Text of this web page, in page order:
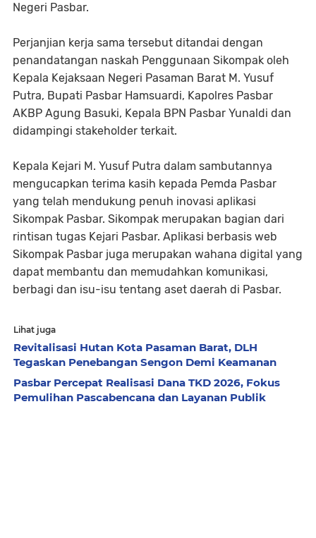
Negeri Pasbar.
Perjanjian kerja sama tersebut ditandai dengan
penandatangan naskah Penggunaan Sikompak oleh
Kepala Kejaksaan Negeri Pasaman Barat M. Yusuf
Putra, Bupati Pasbar Hamsuardi, Kapolres Pasbar
AKBP Agung Basuki, Kepala BPN Pasbar Yunaldi dan
didampingi stakeholder terkait.
Kepala Kejari M. Yusuf Putra dalam sambutannya
mengucapkan terima kasih kepada Pemda Pasbar
yang telah mendukung penuh inovasi aplikasi
Sikompak Pasbar. Sikompak merupakan bagian dari
rintisan tugas Kejari Pasbar. Aplikasi berbasis web
Sikompak Pasbar juga merupakan wahana digital yang
dapat membantu dan memudahkan komunikasi,
berbagi dan isu-isu tentang aset daerah di Pasbar.
Lihat juga
Revitalisasi Hutan Kota Pasaman Barat, DLH
Tegaskan Penebangan Sengon Demi Keamanan
Pasbar Percepat Realisasi Dana TKD 2026, Fokus
Pemulihan Pascabencana dan Layanan Publik